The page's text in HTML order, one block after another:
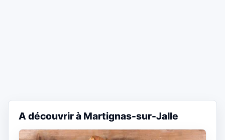
A découvrir à Martignas-sur-Jalle